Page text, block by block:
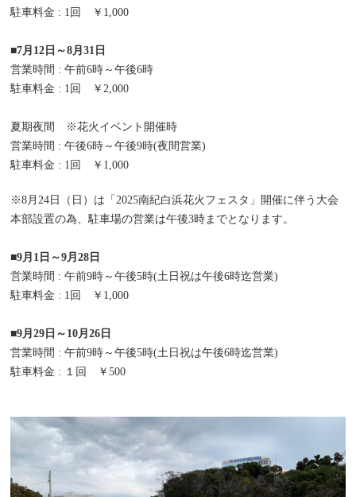
駐車料金 : 1回 ￥1,000
■7月12日～8月31日
営業時間 : 午前6時～午後6時
駐車料金 : 1回 ￥2,000
夏期夜間 ※花火イベント開催時
営業時間 : 午後6時～午後9時(夜間営業)
駐車料金 : 1回 ￥1,000
※8月24日（日）は「2025南紀白浜花火フェスタ」開催に伴う大会
本部設置の為、駐車場の営業は午後3時までとなります。
■9月1日～9月28日
営業時間 : 午前9時～午後5時(土日祝は午後6時迄営業)
駐車料金 : 1回 ￥1,000
■9月29日～10月26日
営業時間 : 午前9時～午後5時(土日祝は午後6時迄営業)
駐車料金 : １回 ￥500